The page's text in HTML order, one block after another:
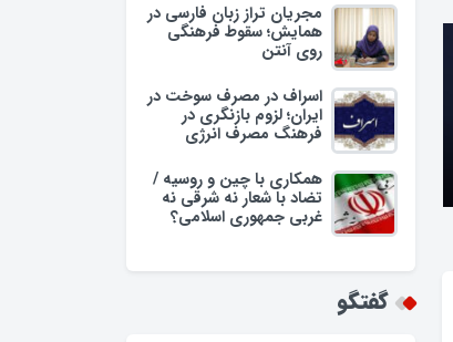
مجریان تراز زبان فارسی در
همایش؛ سقوط فرهنگی
روی آنتن
اسراف در مصرف سوخت در
ایران؛ لزوم بازنگری در
فرهنگ مصرف انرژی
همکاری با چین و روسیه /
تضاد با شعار نه شرقی نه
غربی جمهوری اسلامی؟
گفتگو